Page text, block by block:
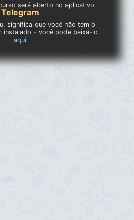
será aberto no aplicativo
Telegram
significa que você não tem o
instalado - você pode baixá-lo
aqui